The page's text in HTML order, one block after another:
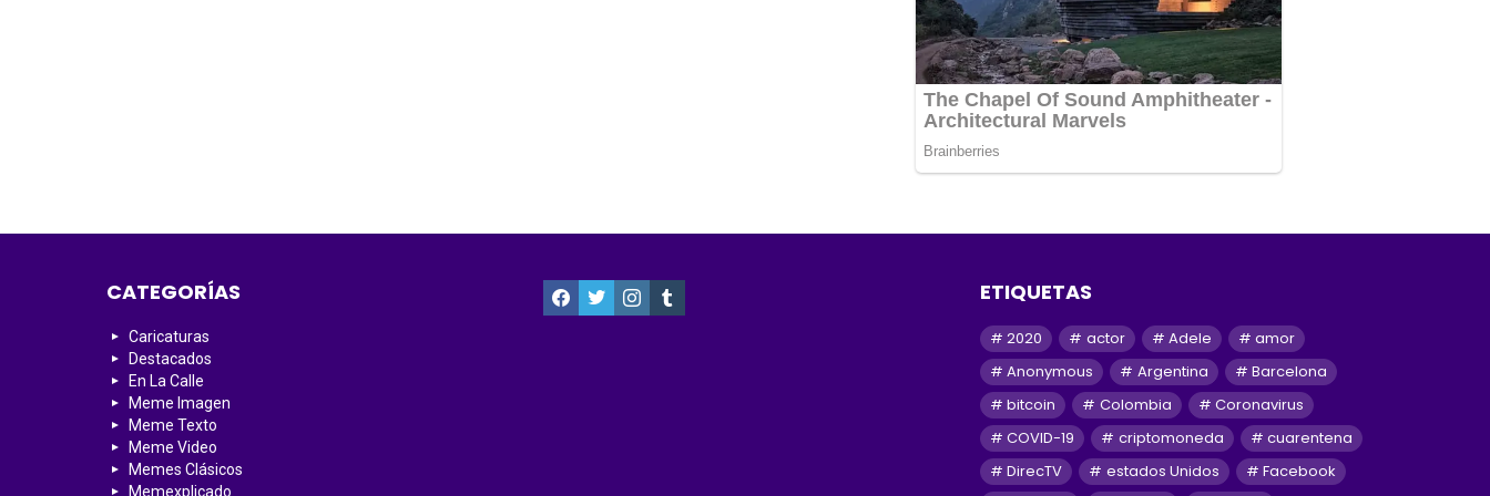
CATEGORÍAS
Caricaturas
Destacados
En La Calle
Meme Imagen
Meme Texto
Meme Video
Memes Clásicos
Memexplicado
facebooktwitterinstagramtumblr ETIQUETAS
2020 actor Adele
amor
Anonymous
Argentina
Barcelona
bitcoin
Colombia
Coronavirus
COVID-19
criptomoneda
cuarentena
DirecTV
estados Unidos
Facebook